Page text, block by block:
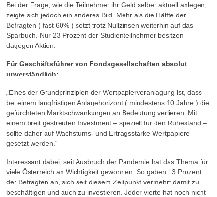
Bei der Frage, wie die Teilnehmer ihr Geld selber aktuell anlegen,
zeigte sich jedoch ein anderes Bild. Mehr als die Hälfte der
Befragten ( fast 60% ) setzt trotz Nullzinsen weiterhin auf das
Sparbuch. Nur 23 Prozent der Studienteilnehmer besitzen
dagegen Aktien.
Für Geschäftsführer von Fondsgesellschaften absolut
unverständlich:
„Eines der Grundprinzipien der Wertpapierveranlagung ist, dass
bei einem langfristigen Anlagehorizont ( mindestens 10 Jahre ) die
gefürchteten Marktschwankungen an Bedeutung verlieren. Mit
einem breit gestreuten Investment – speziell für den Ruhestand –
sollte daher auf Wachstums- und Ertragsstarke Wertpapiere
gesetzt werden.“
Interessant dabei, seit Ausbruch der Pandemie hat das Thema für
viele Österreich an Wichtigkeit gewonnen. So gaben 13 Prozent
der Befragten an, sich seit diesem Zeitpunkt vermehrt damit zu
beschäftigen und auch zu investieren. Jeder vierte hat noch nicht